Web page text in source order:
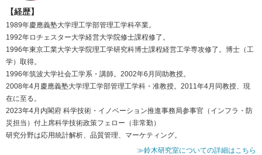
【経歴】
1989年慶應義塾大学理工学部管理工学科卒業。
1992年ロチェスター大学経営大学院修士課程修了。
1996年東京工業大学大学院理工学研究科博士課程経営工学専攻修了。博士（工
学）取得。
1996年筑波大学社会工学系・講師。2002年6月同助教授。
2008年4月慶應義塾大学理工学部管理工学科・准教授。2011年4月同教授、現
在に至る。
2023年4月内閣府 科学技術・イノベーション推進事務局参事官（インフラ・防
災担当）付上席科学技術政策フェロー（非常勤）
研究分野は応用統計解析、品質管理、マーケティング。
≫鈴木研究室についての詳細はこちら